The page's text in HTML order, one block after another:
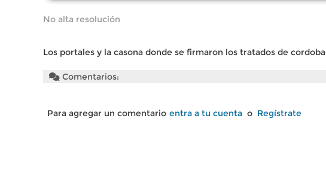
No alta resolución
Los portales y la casona donde se firmaron los tratados de cordoba
Comentarios:
Para agregar un comentario entra a tu cuenta o Regístrate